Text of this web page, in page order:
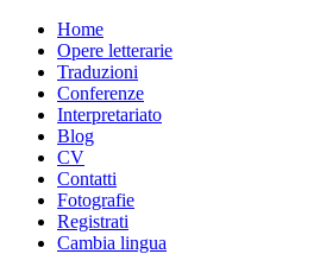
Home
Opere letterarie
Traduzioni
Conferenze
Interpretariato
Blog
CV
Contatti
Fotografie
Registrati
Cambia lingua